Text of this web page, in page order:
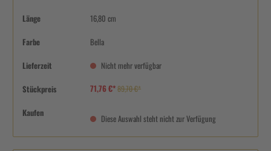
Länge 16,80 cm
Farbe Bella
Lieferzeit Nicht mehr verfügbar
Stückpreis 71,76 €*89,70 €*
Kaufen
Diese Auswahl steht nicht zur Verfügung